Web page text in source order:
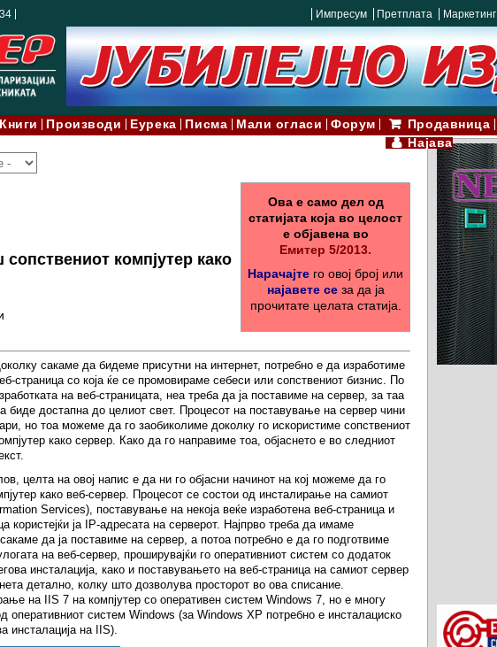
Импресум Претплата Маркетинг
Книги Производи Еурека Писма Мали огласи Форум Продавница
Најава
компјутер како
Ова е само дел од
статијата која во целост
е објавена во
Емитер 5/2013.
Нарачајте го овој број или
најавете сеза да ја
прочитате целата статија.
сакаме да бидеме присутни на интернет, потребно е да изработиме
страница со која ќе се промовираме себеси или сопствениот бизнис. По
на веб-страницата, неа треба да ја поставиме на сервер, за таа
биде достапна до целиот свет. Процесот на поставување на сервер чини
но тоа можеме да го заобиколиме доколку го искористиме сопствениот
како сервер. Како да го направиме тоа, објаснето е во следниот
целта на овој напис е да ни го објасни начинот на кој можеме да го
како веб-сервер. Процесот се состои од инсталирање на самиот
Services), поставување на некоја веќе изработена веб-страница и
користејќи ја IP-адресата на серверот. Најпрво треба да имаме
да ја поставиме на сервер, а потоа потребно е да го подготвиме
на веб-сервер, проширувајќи го оперативниот систем со додаток
инсталација, како и поставувањето на веб-страница на самиот сервер
детално, колку што дозволува просторот во ова списание.
на IIS 7 на компјутер со оперативен систем Windows 7, но е многу
оперативниот систем Windows (за Windows XP потребно е инсталациско
инсталација на IIS).